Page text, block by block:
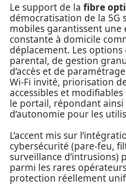
Le support de la fibre
démocratisation de la 5G
mobiles garantissent une
constante à domicile
déplacement. Les
parental, de gestion
d’accès et de
Wi-Fi invité, priorisation
accessibles et
le portail, répondant ainsi
d’autonomie pour les
L’accent mis sur
cybersécurité (pare-feu,
surveillance d’intrusions)
parmi les rares
protection réellement